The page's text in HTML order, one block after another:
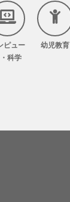
ピュー
科学
幼児教育